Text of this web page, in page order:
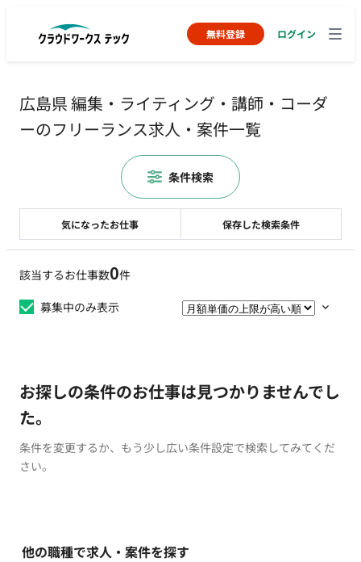
無料登録 ログイン
広島県 編集・ライティング・講師・コーダ
ーのフリーランス求人・案件一覧
該当するお仕事数0件
募集中のみ表示
お探しの条件のお仕事は見つかりませんでし
た。
条件を変更するか、もう少し広い条件設定で検索してみてくだ
さい。
他の職種で求人・案件を探す
気になったお仕事 保存した検索条件
条件検索